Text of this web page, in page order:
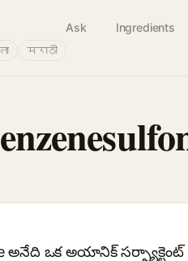
Ask Ingredients
मराठी
అనేది ఒక అయానిక్